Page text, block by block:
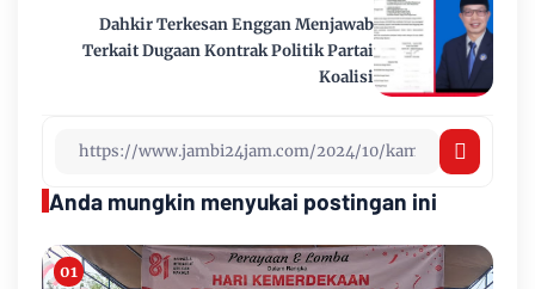
Dahkir Terkesan Enggan Menjawab
Terkait Dugaan Kontrak Politik Partai
Koalisi
Anda mungkin menyukai postingan ini